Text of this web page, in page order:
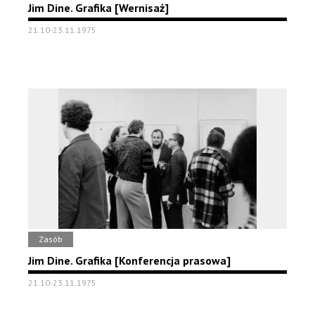
Jim Dine. Grafika [Wernisaż]
21.10-23.11.1975
Zasób
Jim Dine. Grafika [Konferencja prasowa]
21.10-23.11.1975